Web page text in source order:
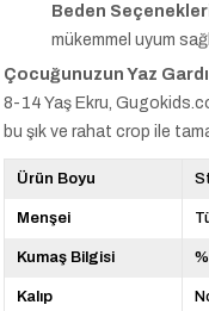
Beden
mükemmel uyum
Çocuğunuzun Yaz
8-14 Yaş Ekru,
bu şık ve rahat crop ile
Ürün Boyu
Menşei
Kumaş Bilgisi
Kalıp